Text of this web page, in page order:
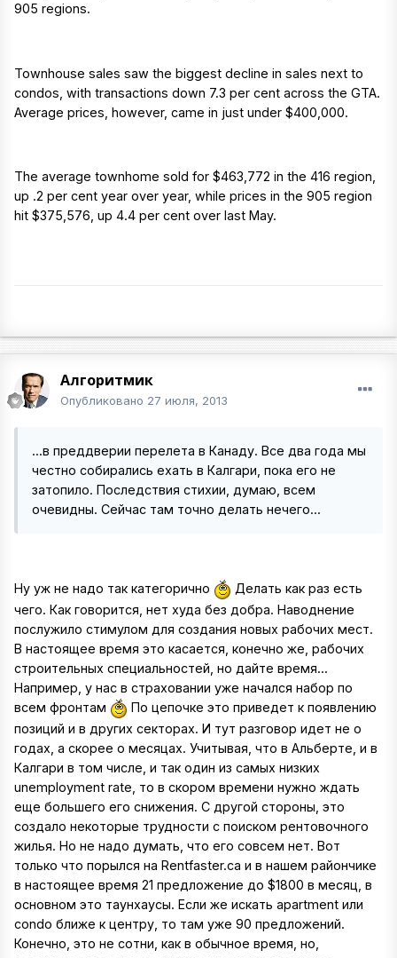
905 regions.
Townhouse sales saw the biggest decline in sales next to
condos, with transactions down 7.3 per cent across the GTA.
Average prices, however, came in just under $400,000.
The average townhome sold for $463,772 in the 416 region,
up .2 per cent year over year, while prices in the 905 region
hit $375,576, up 4.4 per cent over last May.
Алгоритмик
Опубликовано 27 июля, 2013
...в преддверии перелета в Канаду. Все два года мы
честно собирались ехать в Калгари, пока его не
затопило. Последствия стихии, думаю, всем
очевидны. Сейчас там точно делать нечего...
Ну уж не надо так категорично
Делать как раз есть
чего. Как говорится, нет худа без добра. Наводнение
послужило стимулом для создания новых рабочих мест.
В настоящее время это касается, конечно же, рабочих
строительных специальностей, но дайте время...
Например, у нас в страховании уже начался набор по
всем фронтам
По цепочке это приведет к появлению
позиций и в других секторах. И тут разговор идет не о
годах, а скорее о месяцах. Учитывая, что в Альберте, и в
Калгари в том числе, и так один из самых низких
unemployment rate, то в скором времени нужно ждать
еще большего его снижения. С другой стороны, это
создало некоторые трудности с поиском рентовочного
жилья. Но не надо думать, что его совсем нет. Вот
только что порылся на Rentfaster.ca и в нашем райончике
в настоящее время 21 предложение до $1800 в месяц, в
основном это таунхаусы. Если же искать apartment или
condo ближе к центру, то там уже 90 предложений.
Конечно, это не сотни, как в обычное время, но,